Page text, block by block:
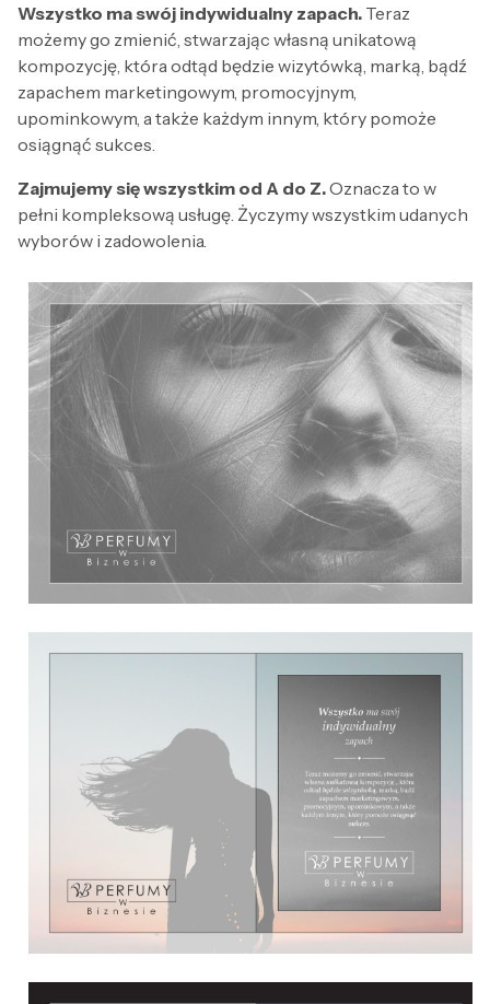
Wszystko ma swój indywidualny zapach. Teraz
możemy go zmienić, stwarzając własną unikatową
kompozycję, która odtąd będzie wizytówką, marką, bądź
zapachem marketingowym, promocyjnym,
upominkowym, a także każdym innym, który pomoże
osiągnąć sukces.
Zajmujemy się wszystkim od A do Z.Oznacza to w
pełni kompleksową usługę. Życzymy wszystkim udanych
wyborów i zadowolenia.